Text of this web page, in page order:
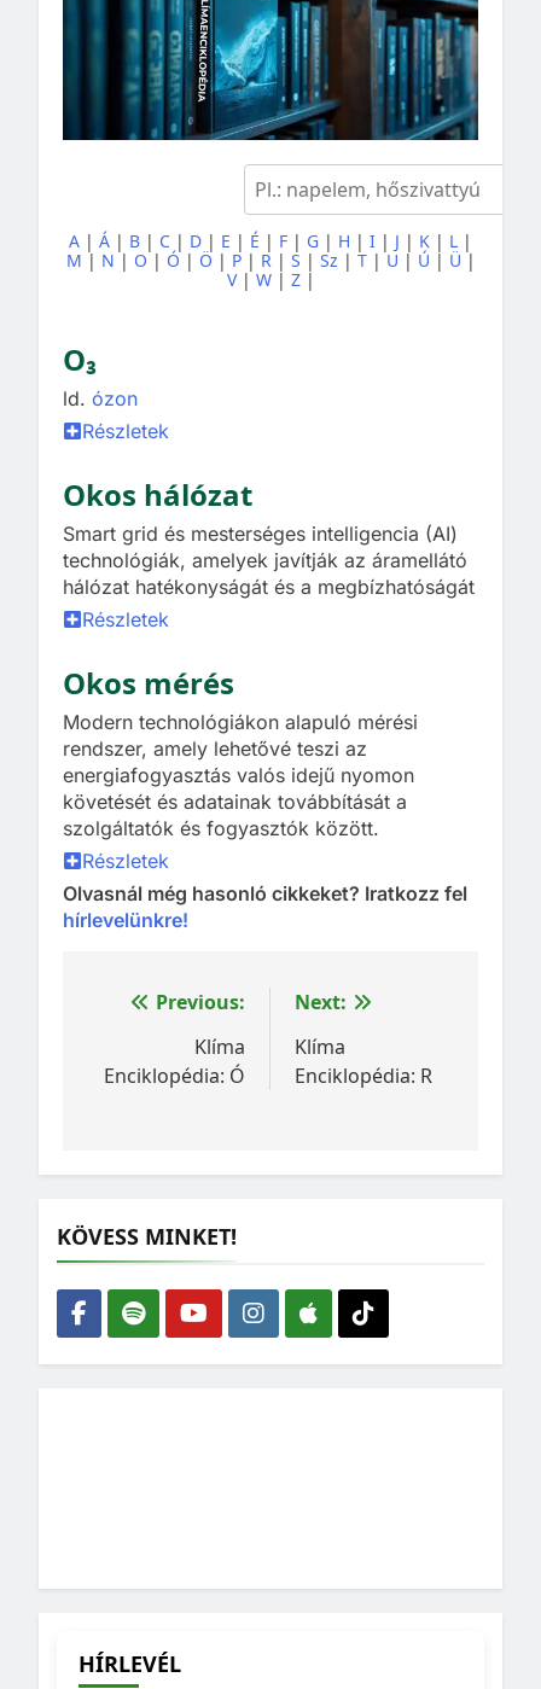
A | Á | B | C | D | E | É | F | G | H | I | J | K | L |
M | N | O | Ó | Ö | P| R| S | Sz | T| U | Ú | Ü |
V| W| Z|
O₃
ld. ózon
Részletek
Okos hálózat
Smart grid és mesterséges intelligencia (AI)
technológiák, amelyek javítják az áramellátó
hálózat hatékonyságát és a megbízhatóságát
Részletek
Okos mérés
Modern technológiákon alapuló mérési
rendszer, amely lehetővé teszi az
energiafogyasztás valós idejű nyomon
követését és adatainak továbbítását a
szolgáltatók és fogyasztók között.
Részletek
Olvasnál még hasonló cikkeket? Iratkozz fel
hírlevelünkre!
Bejegyzés
navigáció
Previous:
Klíma
Enciklopédia: Ó
Next:
Klíma
Enciklopédia: R
KÖVESS MINKET!
HÍRLEVÉL